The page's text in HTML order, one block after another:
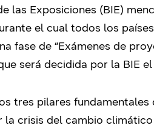
las Exposiciones (BIE)
el cual todos los
fase de “Exámenes de
será decidida por la BIE
tres pilares fundamentales
la crisis del cambio